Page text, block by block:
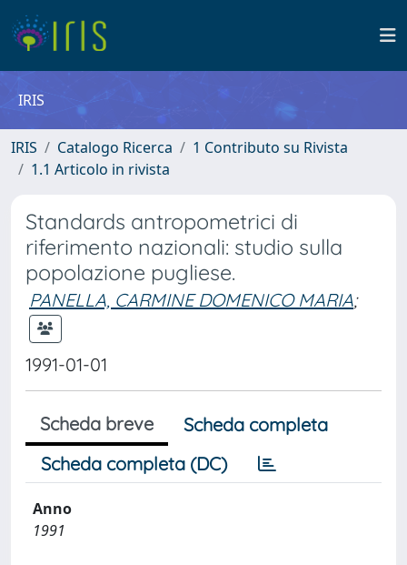
IRIS
IRIS Catalogo Ricerca
1 Contributo su Rivista
1.1 Articolo in rivista
Standards antropometrici di
riferimento nazionali: studio sulla
popolazione pugliese.
PANELLA, CARMINE DOMENICO MARIA;
1991-01-01
Scheda breve
Scheda completa
Scheda completa (DC)
Anno
1991